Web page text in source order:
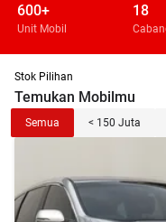
600+
Unit Mobil
18
Stok Pilihan
Temukan Mobilmu
Semua
< 150 Juta